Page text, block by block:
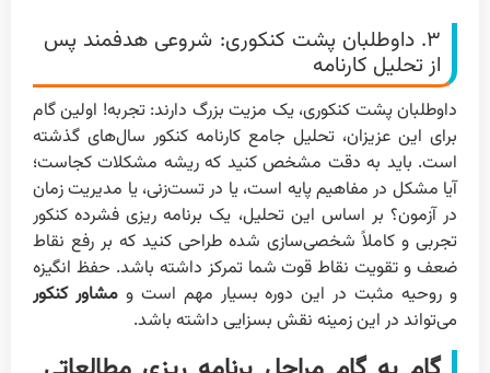
۳. داوطلبان پشت کنکوری: شروعی هدفمند پس
از تحلیل کارنامه
داوطلبان پشت کنکوری، یک مزیت بزرگ دارند: تجربه! اولین گام
برای این عزیزان، تحلیل جامع کارنامه کنکور سال‌های گذشته
است. باید به دقت مشخص کنید که ریشه مشکلات کجاست؛
آیا مشکل در مفاهیم پایه است، یا در تست‌زنی، یا مدیریت زمان
در آزمون؟ بر اساس این تحلیل، یک برنامه ریزی فشرده کنکور
تجربی و کاملاً شخصی‌سازی شده طراحی کنید که بر رفع نقاط
ضعف و تقویت نقاط قوت شما تمرکز داشته باشد. حفظ انگیزه
و روحیه مثبت در این دوره بسیار مهم است ومشاور کنکور
می‌تواند در این زمینه نقش بسزایی داشته باشد.